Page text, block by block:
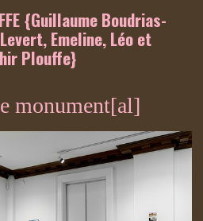
{Guillaume Boudrias-
Emeline, Léo et
Plouffe}
monument[al]